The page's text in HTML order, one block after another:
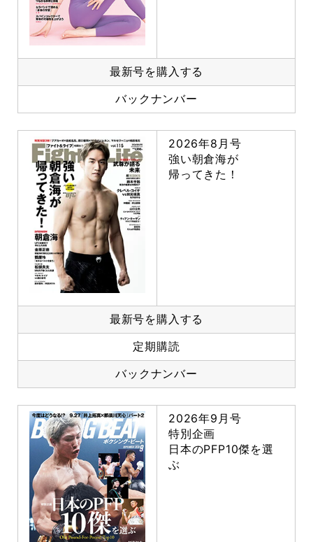
最新号を購入する
バックナンバー
2026年8月号
強い朝倉海が
帰ってきた！
最新号を購入する
定期購読
バックナンバー
2026年9月号
特別企画
日本のPFP10傑を選
ぶ